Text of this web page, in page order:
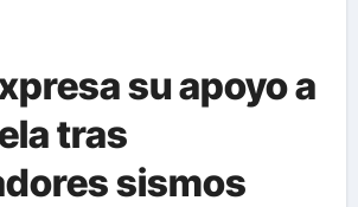
su apoyo a
tras
sismos